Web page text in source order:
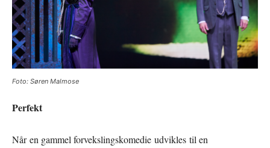
Foto: Søren Malmose
Perfekt
Når en gammel forvekslingskomedie udvikles til en